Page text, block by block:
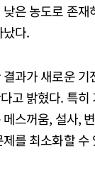
은 농도로 존
다.
과가 새로운
고 밝혔다. 특히
스꺼움, 설사,
를 최소화할 수